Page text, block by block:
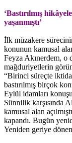
‘Bastırılmış
yaşanmıştı’
İlk müzakere
konunun kamusal
Feyza Akınerdem, o
mağduriyetlerin
“Birinci süreçte
bastırılmış birçok
Eylül idamları
Sünnilik karşısında
kamusal alan
kapandı. Bugün
Yeniden geriye